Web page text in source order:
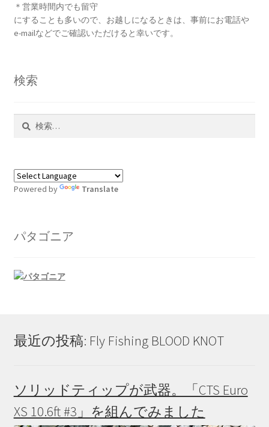
＊営業時間内でも留守
にすることも多いので、お越しになるときは、事前にお電話や
e-mailなどでご確認いただけると幸いです。
検索
Powered by Translate
パタゴニア
最近の投稿: Fly Fishing BLOOD KNOT
ソリッドティップが武器。「CTS Euro
XS 10.6ft #3」を組んでみました